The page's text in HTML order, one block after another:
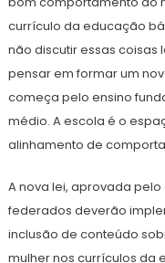
currículo da educação
não discutir essas coisas
pensar em formar um
começa pelo ensino
médio. A escola é o
alinhamento de
A nova lei, aprovada
federados deverão
inclusão de conteúdo
mulher nos currículos da